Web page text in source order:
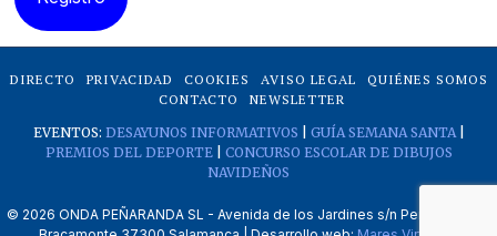
DIRECTO PRIVACIDAD COOKIES AVISO LEGAL
QUIÉNES SOMOS
CONTACTO
NEWSLETTER
EVENTOS: DESAYUNOS INFORMATIVOS GUÍA SEMANA SANTA|
PREMIOS DEL DEPORTE| CONCURSO ESCOLAR DE DIBUJOS
NAVIDEÑOS
© 2026 ONDA PEÑARANDA SL - Avenida de los Jardines s/n Peñaranda de